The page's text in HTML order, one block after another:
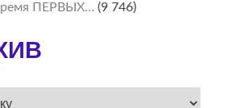
ПЕРВЫХ… (9 746)